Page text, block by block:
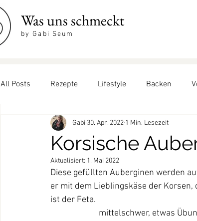
Was uns schmeckt
by Gabi Seum
All Posts Rezepte Lifestyle Backen
coole Drinks Backen für Richard
Korsische
Gabi 30. Apr. 2022 1 Min. Lesezeit
Aktualisiert: 1. Mai 2022
Diese gefüllten Auberginen werden
er mit dem Lieblingskäse der Korsen,
ist der Feta.
mittelschwer, etwas